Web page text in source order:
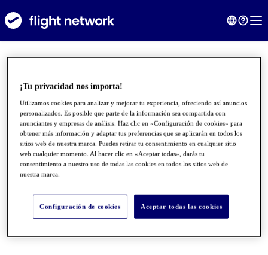
●●●
¡Tu privacidad nos importa!
Utilizamos cookies para analizar y mejorar tu experiencia, ofreciendo así anuncios
personalizados. Es posible que parte de la información sea compartida con
anunciantes y empresas de análisis. Haz clic en «Configuración de cookies» para
obtener más información y adaptar tus preferencias que se aplicarán en todos los
sitios web de nuestra marca. Puedes retirar tu consentimiento en cualquier sitio
web cualquier momento. Al hacer clic en «Aceptar todas», darás tu
consentimiento a nuestro uso de todas las cookies en todos los sitios web de
nuestra marca.
Configuración de cookies Aceptar todas las cookies